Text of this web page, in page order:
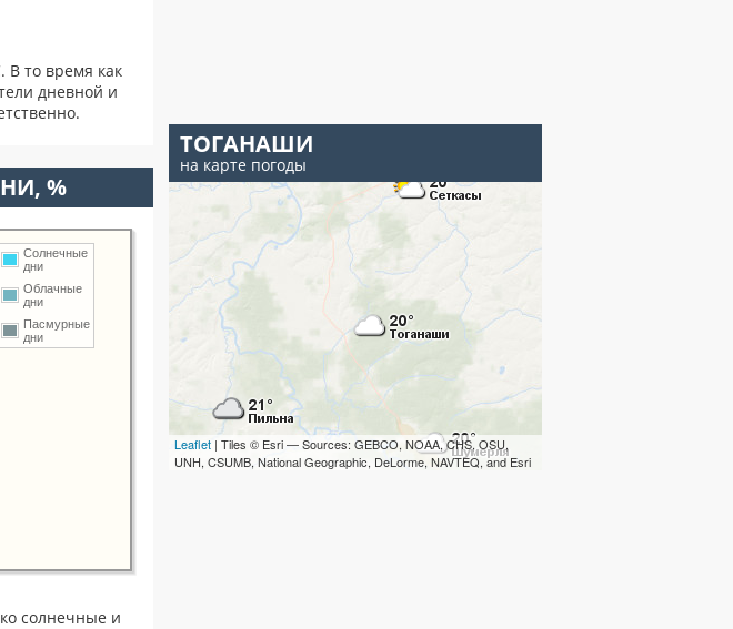
В то время как
дневной и
%
Солнечные
дни
Облачные
дни
Пасмурные
дни
солнечные и
ТОГАНАШИ
на карте погоды
Leaflet | Tiles © Esri — Sources: GEBCO, NOAA, CHS, OSU,
UNH, CSUMB, National Geographic, DeLorme, NAVTEQ, and Esri